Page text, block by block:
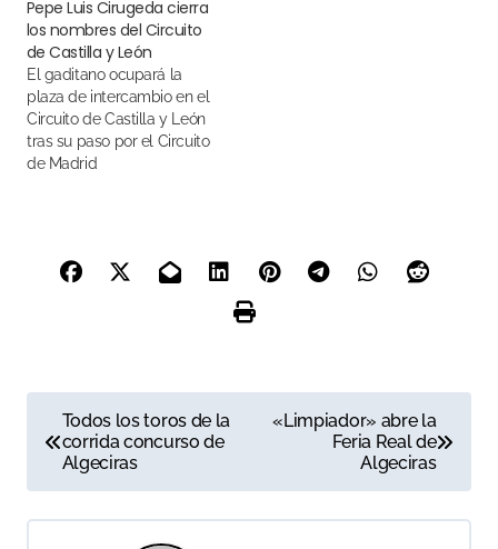
Pepe Luis Cirugeda cierra
los nombres del Circuito
de Castilla y León
El gaditano ocupará la
plaza de intercambio en el
Circuito de Castilla y León
tras su paso por el Circuito
de Madrid
a
v
Todos los toros de la
corrida concurso de
Algeciras
«Limpiador» abre la
Feria Real de
Algeciras